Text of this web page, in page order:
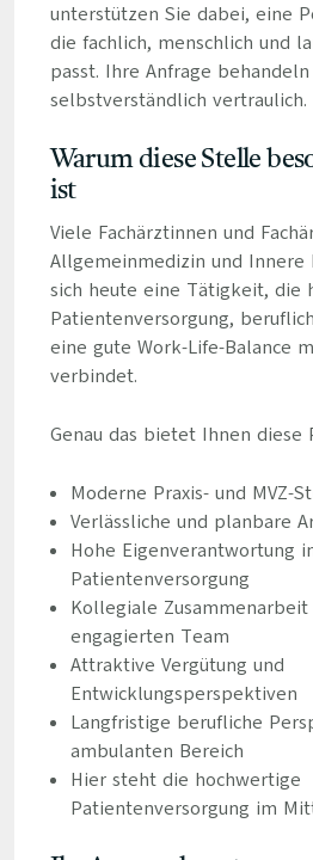
unterstützen Sie dabei, eine
die fachlich, menschlich und
passt. Ihre Anfrage
selbstverständlich vertraulich.
Warum diese Stelle
ist
Viele Fachärztinnen und
Allgemeinmedizin und Innere
sich heute eine Tätigkeit, die
Patientenversorgung,
eine gute Work-Life-Balance
verbindet.
Genau das bietet Ihnen diese
Moderne Praxis- und MVZ-
Verlässliche und planbare
Hohe Eigenverantwortung
Patientenversorgung
Kollegiale
engagierten Team
Attraktive Vergütung und
Entwicklungsperspektiven
Langfristige berufliche
ambulanten Bereich
Hier steht die hochwertige
Patientenversorgung im